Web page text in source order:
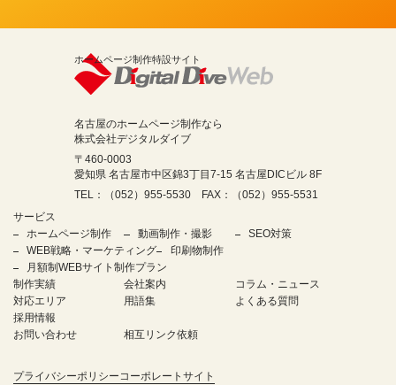
ホームページ制作特設サイト
名古屋のホームページ制作なら
株式会社デジタルダイブ
〒460-0003
愛知県 名古屋市中区錦3丁目7-15 名古屋DICビル 8F
TEL：（052）955-5530 FAX：（052）955-5531
サービス
ホームページ制作
動画制作・撮影
SEO対策
WEB戦略・マーケティング
印刷物制作
月額制WEBサイト制作プラン
制作実績
会社案内
コラム・ニュース
対応エリア
用語集
よくある質問
採用情報
お問い合わせ
相互リンク依頼
プライバシーポリシーコーポレートサイト